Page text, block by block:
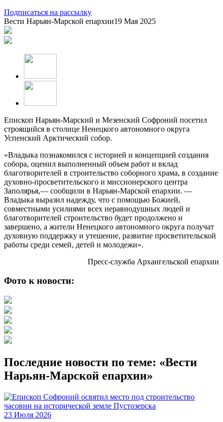
Подписаться на рассылку
Вести Нарьян-Марской епархии19 Мая 2025
Епископ Нарьян-Марский и Мезенский Софроний посетил
строящийся в столице Ненецкого автономного округа
Успенский Арктический собор.
«Владыка познакомился с историей и концепцией создания
собора, оценил выполненный объем работ и вклад
благотворителей в строительство соборного храма, в создание
духовно-просветительского и миссионерского центра
Заполярья,— сообщили в Нарьян-Марской епархии. —
Владыка выразил надежду, что с помощью Божией,
совместными усилиями всех неравнодушных людей и
благотворителей строительство будет продолжено и
завершено, а жители Ненецкого автономного округа получат
духовную поддержку и утешение, развитие просветительской
работы среди семей, детей и молодежи».
Пресс-служба Архангельской епархии
Фото к новости:
Последние новости по теме: «Вести
Нарьян-Марской епархии»
23 Июля 2026